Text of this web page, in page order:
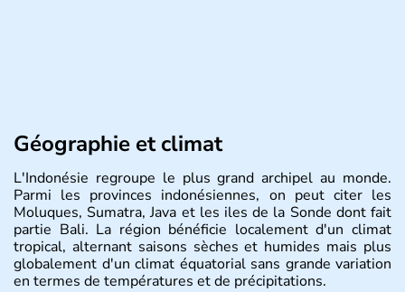
Géographie et climat
L'Indonésie regroupe le plus grand archipel au monde.
Parmi les provinces indonésiennes, on peut citer les
Moluques, Sumatra, Java et les iles de la Sonde dont fait
partie Bali. La région bénéficie localement d'un climat
tropical, alternant saisons sèches et humides mais plus
globalement d'un climat équatorial sans grande variation
en termes de températures et de précipitations.